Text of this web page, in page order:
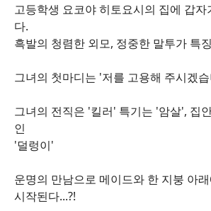
고등학생 요코야 히토요시의 집에 갑
다.
흑발의 청렴한 외모, 정중한 말투가 특
그녀의 첫마디는 '저를 고용해 주시겠
그녀의 전직은 '킬러' 특기는 '암살', 집
인
'덜렁이'
운명의 만남으로 메이드와 한 지붕 아
시작된다...?!